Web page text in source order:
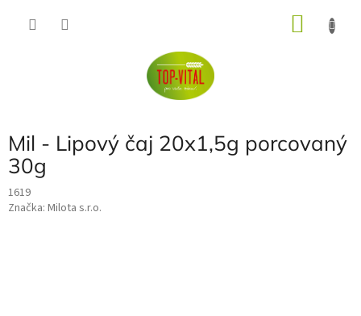
Mil - Lipový čaj 20x1,5g porcovaný
30g
1619
Značka: Milota s.r.o.